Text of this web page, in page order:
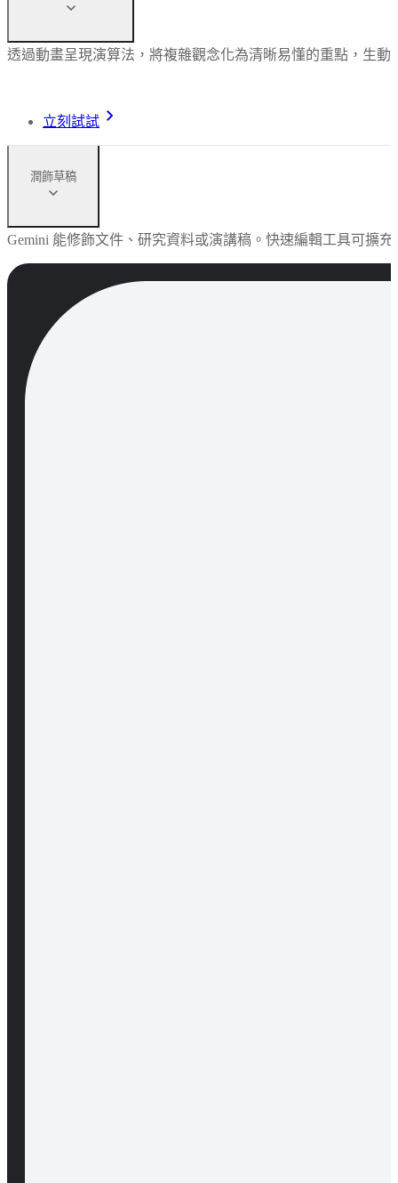
透過動畫呈現演算法，將複雜觀念化為清晰易懂的重點，生
立刻試試
潤飾草稿
Gemini 能修飾文件、研究資料或演講稿。快速編輯工具可擴